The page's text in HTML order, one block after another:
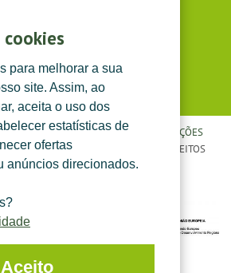
para melhorar a sua
site. Assim, ao
aceita o uso dos
estatísticas de
ofertas
anúncios direcionados.
Aceito
|TERMOS E CONDIÇÕES
CONDIÇÕES
TOPFARMA, LDA. 2022.
TODOS OS DIREITOS
RESERVADOS.